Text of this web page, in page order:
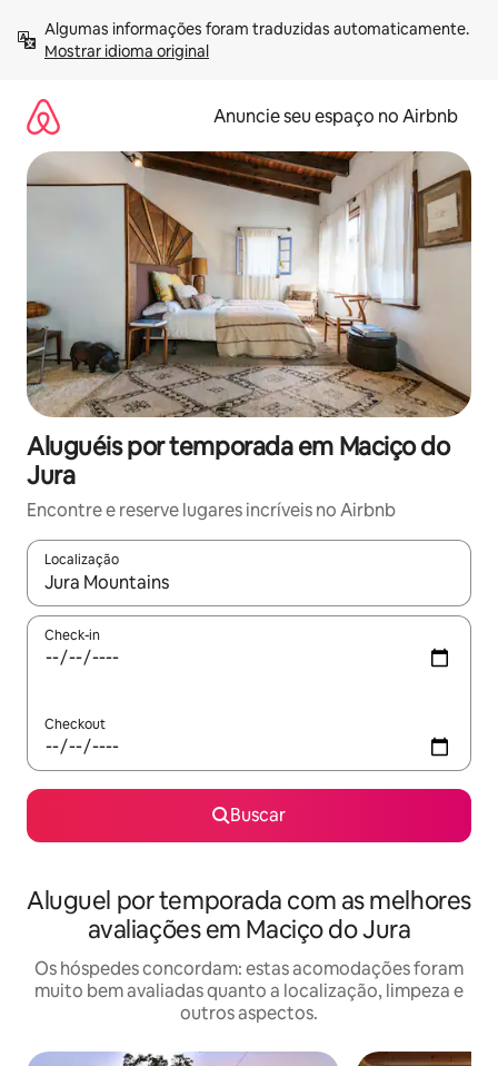
para
Mostrar idioma original
Anuncie seu espaço no Airbnb
Aluguéis por temporada em Maciço do
Jura
Encontre e reserve lugares incríveis no Airbnb
Localização
Quando os resultados estiverem disponíveis, explore-os
Check-in
Checkout
Buscar
Aluguel por temporada com as melhores
avaliações em Maciço do Jura
Os hóspedes concordam: estas acomodações foram
muito bem avaliadas quanto a localização, limpeza e
outros aspectos.